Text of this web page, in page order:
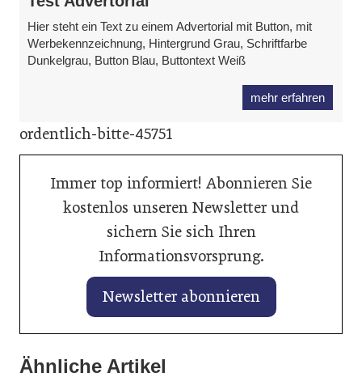
Hier steht ein Text zu einem Advertorial mit Button, mit
Werbekennzeichnung, Hintergrund Grau, Schriftfarbe
Dunkelgrau, Button Blau, Buttontext Weiß
mehr erfahren
ordentlich-bitte-45751
Immer top informiert! Abonnieren Sie
kostenlos unseren Newsletter und
sichern Sie sich Ihren
Informationsvorsprung.
Newsletter abonnieren
Ähnliche Artikel
Balancing von Traktionsbatterien
25. Januar 2026